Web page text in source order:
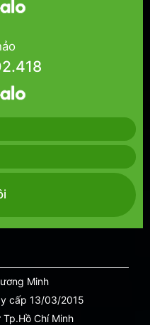
Minh
cấp 13/03/2015
Chí Minh